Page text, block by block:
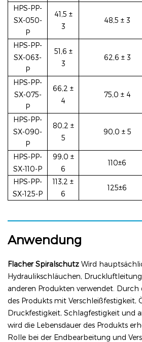
HPS-PP-
SX-050-
P
41,5 ±
3
48,5 ± 3
HPS-PP-
SX-063-
P
51,6 ±
3
62,6 ± 3
HPS-PP-
SX-075-
P
66,2 ±
4
75,0 ± 4
HPS-PP-
SX-090-
P
80,2 ±
5
90,0 ± 5
HPS-PP-
SX-110-P
99,0 ±
6
110±6
HPS-PP-
SX-125-P
113,2 ±
6
125±6
Anwendung
Flacher Spiralschutz Wird
Hydraulikschläuchen,
anderen Produkten verwendet. Durch
des Produkts mit Verschleißfestigkeit,
Druckfestigkeit, Schlagfestigkeit und
wird die Lebensdauer des Produkts
Rolle bei der Endbearbeitung und